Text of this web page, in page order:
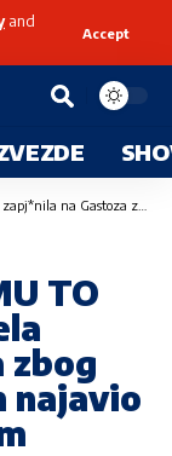
and
Accept
on najavio suočavanje sa Pavlom
TO
zbog
najavio